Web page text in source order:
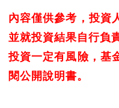
內容僅供參考，投資
並就投資結果自行負
投資一定有風險，基
閱公開說明書。